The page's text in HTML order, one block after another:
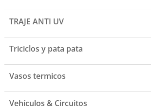
TRAJE ANTI UV
Triciclos y pata pata
Vasos termicos
Vehículos & Circuitos